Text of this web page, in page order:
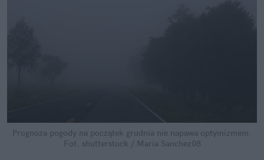
Prognoza pogody na początek grudnia nie napawa optymizmem.
Fot. shutterstock / Maria Sanchez08